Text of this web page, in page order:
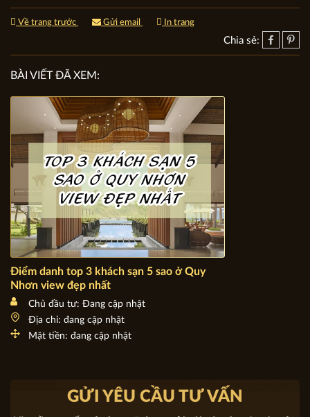
Về trang trước Gửi email In trang
Chia sẻ:
BÀI VIẾT ĐÃ XEM:
Điểm danh top 3 khách sạn 5 sao ở Quy Nhơn view đẹp
nhất
Mặt tiền: đang cập nhật